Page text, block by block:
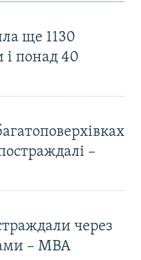
ще 1130
і понад 40
–
через
– МВА